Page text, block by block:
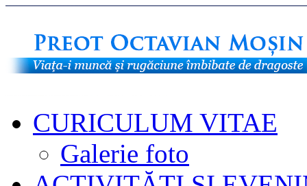
CURICULUM VITAE
Galerie foto